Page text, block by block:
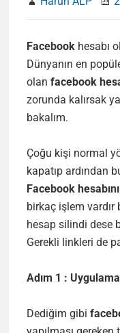
Facebook hesabı
Dünyanın en
olan facebook
zorunda kalırsak
bakalım.
Çoğu kişi normal
kapatıp ardından
Facebook
birkaç işlem vardır
hesap silindi dese
Gerekli linkleri de
Adım 1 :
Dediğim gibi